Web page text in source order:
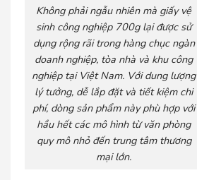
Không phải ngẫu nhiên mà giấy vệ
sinh công nghiệp 700g lại được sử
dụng rộng rãi trong hàng chục ngàn
doanh nghiệp, tòa nhà và khu công
nghiệp tại Việt Nam. Với dung lượng
lý tưởng, dễ lắp đặt và tiết kiệm chi
phí, dòng sản phẩm này phù hợp với
hầu hết các mô hình từ văn phòng
quy mô nhỏ đến trung tâm thương
mại lớn.